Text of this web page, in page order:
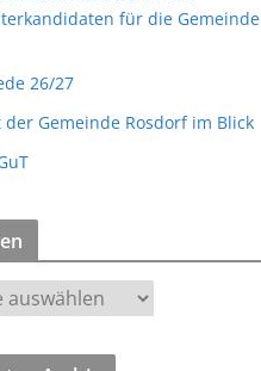
für die Gemeinde
26/27
der Gemeinde Rosdorf im Blick